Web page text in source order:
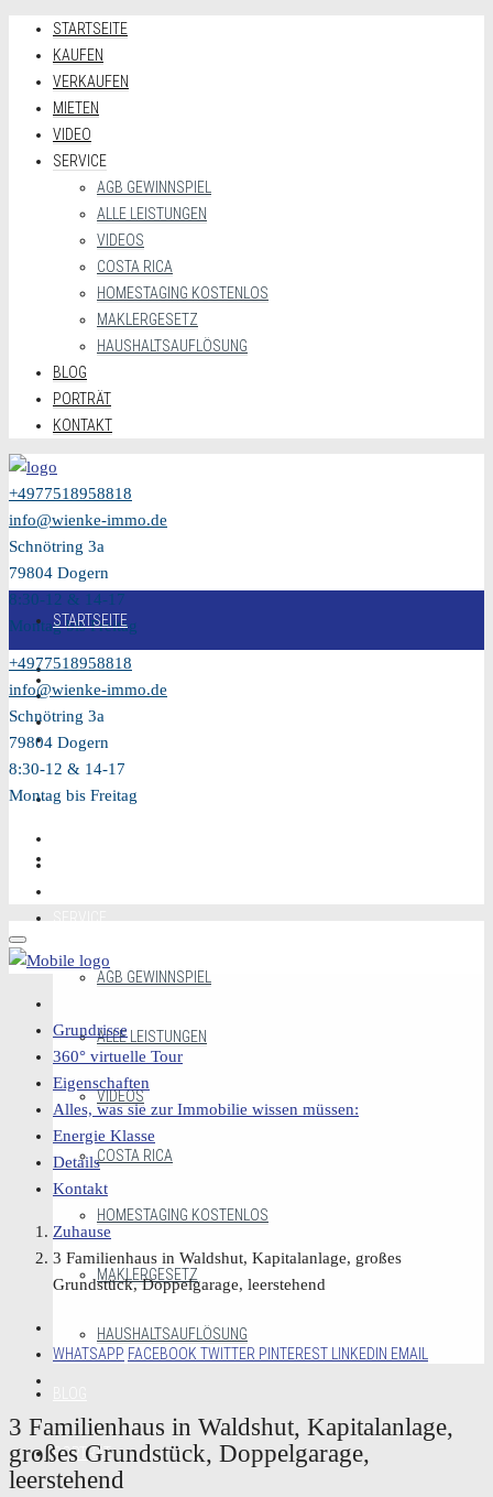
STARTSEITE
KAUFEN
VERKAUFEN
MIETEN
VIDEO
SERVICE
AGB GEWINNSPIEL
ALLE LEISTUNGEN
VIDEOS
COSTA RICA
HOMESTAGING KOSTENLOS
MAKLERGESETZ
HAUSHALTSAUFLÖSUNG
BLOG
PORTRÄT
KONTAKT
+4977518958818
info@wienke-immo.de
Schnötring 3a
79804 Dogern
8:30-12 & 14-17
Montag bis Freitag
STARTSEITE
VERKAUFEN
MIETEN
AGB GEWINNSPIEL
ALLE LEISTUNGEN
VIDEOS
COSTA RICA
HOMESTAGING KOSTENLOS
MAKLERGESETZ
HAUSHALTSAUFLÖSUNG
PORTRÄT
+4977518958818
info@wienke-immo.de
Schnötring 3a
79804 Dogern
8:30-12 & 14-17
Montag bis Freitag
Grundrisse
360° virtuelle Tour
Eigenschaften
Alles, was sie zur Immobilie wissen müssen:
Energie Klasse
Details
Kontakt
Zuhause
3 Familienhaus in Waldshut, Kapitalanlage, großes
Grundstück, Doppelgarage, leerstehend
WHATSAPP FACEBOOK TWITTER PINTEREST LINKEDIN EMAIL
3 Familienhaus in Waldshut, Kapitalanlage,
großes Grundstück, Doppelgarage,
leerstehend